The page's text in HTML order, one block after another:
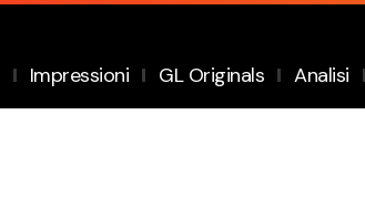
Impressioni GL Originals Analisi